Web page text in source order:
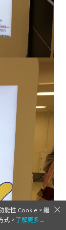
能性 Cookie。繼
式。 了解更多→